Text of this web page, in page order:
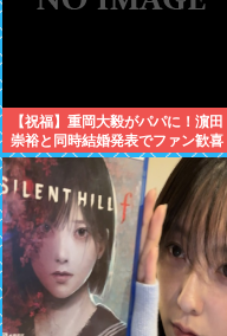
【祝福】重岡大毅がパパに！濵田
崇裕と同時結婚発表でファン歓喜